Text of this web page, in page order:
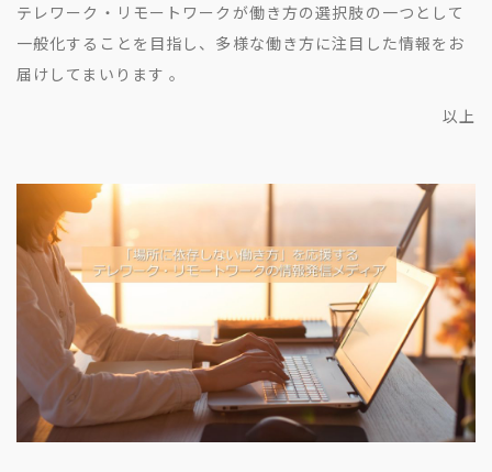
テレワーク・リモートワークが働き方の選択肢の一つとして
一般化することを目指し、多様な働き方に注目した情報をお
届けしてまいります 。
以上